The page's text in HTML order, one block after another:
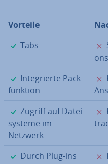
Vorteile
✓
Tabs
✓
In­te­grier­te Pack­
funk­ti­on
✓
Zugriff auf Da­tei­
sys­te­me im
Netzwerk
✓
Durch Plug-ins